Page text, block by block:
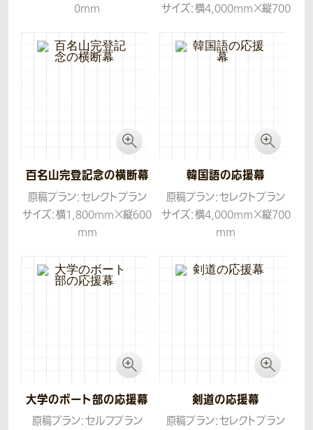
0mm
サイズ：横4,000mm×縦700
生地：トロマット
百名山完登記念の横断幕
原稿プラン：セレクトプラン
サイズ：横1,800mm×縦600
mm
韓国語の応援幕
原稿プラン：セレクトプラン
サイズ：横4,000mm×縦700
mm
大学のボート部の応援幕
原稿プラン：セルフプラン
剣道の応援幕
原稿プラン：セレクトプラン